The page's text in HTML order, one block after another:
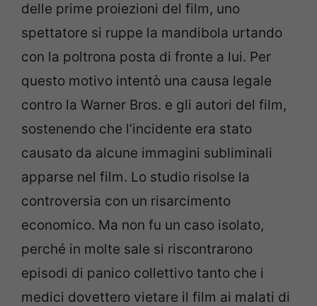
delle prime proiezioni del film, uno
spettatore si ruppe la mandibola urtando
con la poltrona posta di fronte a lui. Per
questo motivo intentò una causa legale
contro la Warner Bros. e gli autori del film,
sostenendo che l’incidente era stato
causato da alcune immagini subliminali
apparse nel film. Lo studio risolse la
controversia con un risarcimento
economico. Ma non fu un caso isolato,
perché in molte sale si riscontrarono
episodi di panico collettivo tanto che i
medici dovettero vietare il film ai malati di